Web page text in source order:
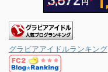
グラビアアイドルランキング